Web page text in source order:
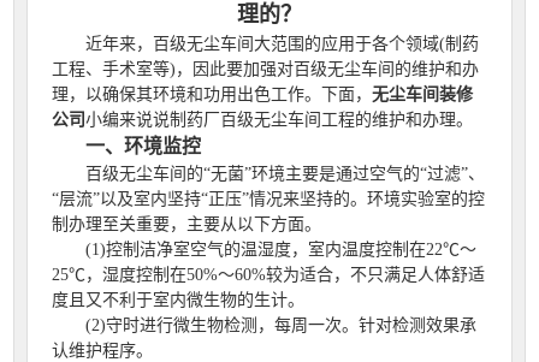
理的？
近年来，百级无尘车间大范围的应用于各个领域(制药
工程、手术室等)，因此要加强对百级无尘车间的维护和办
理，以确保其环境和功用出色工作。下面，无尘车间装修
公司小编来说说制药厂百级无尘车间工程的维护和办理。
一、环境监控
百级无尘车间的“无菌”环境主要是通过空气的“过滤”、
“层流”以及室内坚持“正压”情况来坚持的。环境实验室的控
制办理至关重要，主要从以下方面。
(1)控制洁净室空气的温湿度，室内温度控制在22℃～
25℃，湿度控制在50%～60%较为适合，不只满足人体舒适
度且又不利于室内微生物的生计。
(2)守时进行微生物检测，每周一次。针对检测效果承
认维护程序。